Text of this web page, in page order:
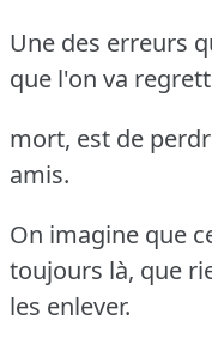
Une des erreurs
que l'on va
mort, est de
amis.
On imagine que
toujours là, que
les enlever.